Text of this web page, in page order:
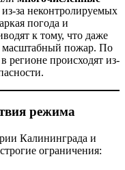
из-за неконтролируемых
погода и
к тому, что даже
масштабный пожар. По
происходят из-
режима
Калининграда и
ограничения: